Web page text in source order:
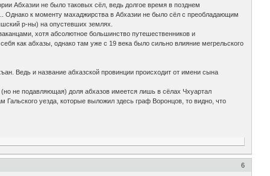
Абхазии не было таковых сёл, ведь долгое время в позднем
Однако к моменту махаджирства в Абхазии не было сёл с преобладающим
р-ны) на опустевших землях.
хотя абсолютное большинство путешественников и
как абхазы, однако там уже с 19 века было сильно влияние мегрельского
Ведь и название абхазской провинции происходит от имени сына
не подавляющая) доля абхазов имеется лишь в сёлах Чхуартал
уезда, которые выложил здесь граф Воронцов, то видно, что
6